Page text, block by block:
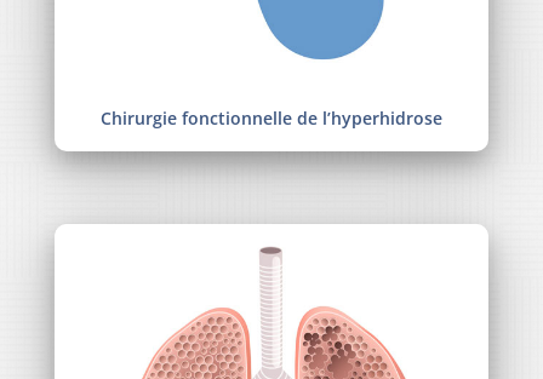
Chirurgie fonctionnelle de l’hyperhidrose